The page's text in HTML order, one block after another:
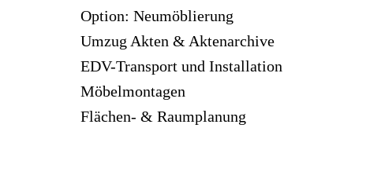
Option: Neumöblierung
Umzug Akten & Aktenarchive
EDV-Transport und Installation
Möbelmontagen
Flächen- & Raumplanung